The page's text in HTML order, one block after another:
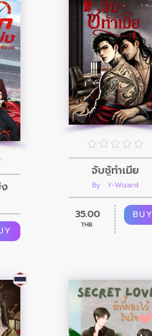
จับชู้ทำเมีย
By : Y-Wizard
35.00
THB.
BUY